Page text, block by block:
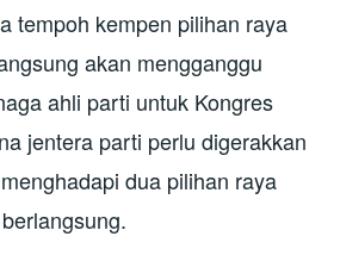
tempoh kempen pilihan raya
akan mengganggu
ahli parti untuk Kongres
jentera parti perlu digerakkan
dua pilihan raya